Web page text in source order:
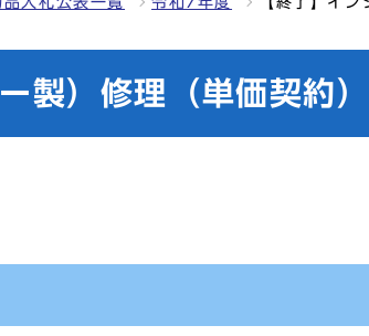
製）修理（単価契約）